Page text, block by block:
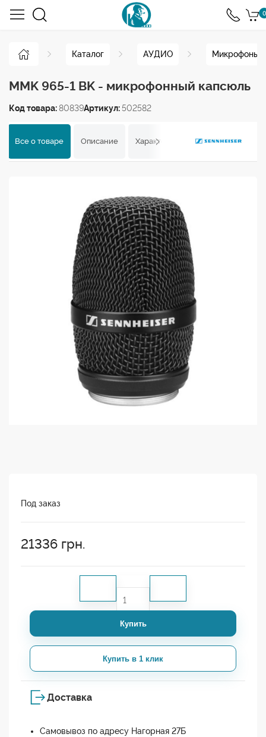
0
Каталог АУДИО Микрофоны
MMK 965-1 BK - микрофонный капсюль
Код товара:80839Артикул: 502582
Все о товаре Описание Характеристики Отзывы
Под заказ
21336 грн.
Купить
Купить в 1 клик
Доставка
Самовывоз по адресу Нагорная 27Б